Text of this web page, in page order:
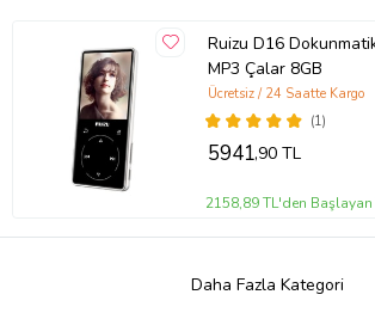
Ruizu D16
MP3 Çalar 8GB
(1)
Ücretsiz / 24 Saatte Kargo
5941,90 TL
2158,89 TL'den
Daha Fazla Kategori